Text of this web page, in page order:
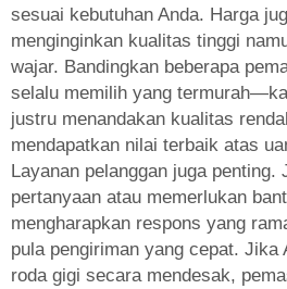
sesuai kebutuhan Anda. Harga
menginginkan kualitas tinggi
wajar. Bandingkan beberapa
selalu memilih yang
justru menandakan kualitas
mendapatkan nilai terbaik atas
Layanan pelanggan juga penting.
pertanyaan atau memerlukan
mengharapkan respons yang
pula pengiriman yang cepat. Jika
roda gigi secara mendesak,